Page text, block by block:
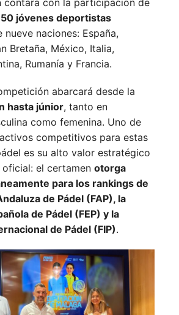
jóvenes deportistas
nueve naciones: España,
Bretaña, México, Italia,
Rumanía y Francia.
abarcará desde la
hasta júnior, tanto en
como femenina. Uno de
competitivos para estas
es su alto valor estratégico
el certamen otorga
para los rankings de
de Pádel (FAP), la
de Pádel (FEP) y la
de Pádel (FIP).